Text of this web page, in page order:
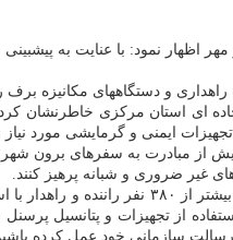
مهر اظهار نمود: با عنایت به
راهداری و دستگاههای مکانیزه
ای استان مرکزی خاطرنشان
ایمنی و گرمایشی مورد نیاز
غیر ضروری و شبانه پرهیز کنند.
از ۲۲۶
از تجهیزات و پتانسیل
سازمانی خود عمل کرده